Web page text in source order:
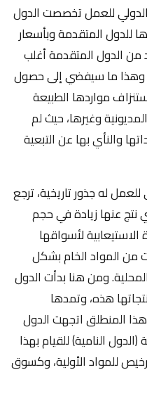
للعمل تخصصت الدول
للدول المتقدمة وبأسعار
الدول المتقدمة أغلب
وهذا ما سيفضي إلى حصول
مواردها الطبيعة
وغيرها، حيث لم
والنأي بها عن التبعية
له جذور تاريخية، ترجع
نتج عنها زيادة في حجم
لأسواقها
من المواد الخام بشكل
ومن هنا بدأت الدول
هذه، وتمدها
هذا المنطلق اتجهت الدول
النامية) للقيام بهذا
للمواد الأولية، وكسوق